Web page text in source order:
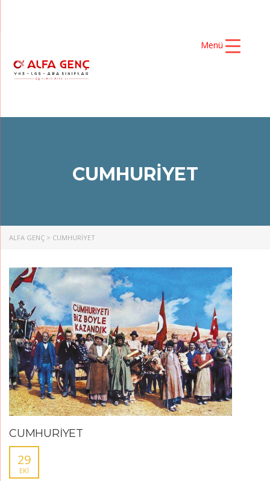
Menü
CUMHURİYET
ALFA GENÇ > CUMHURİYET
CUMHURİYET
29
EKI